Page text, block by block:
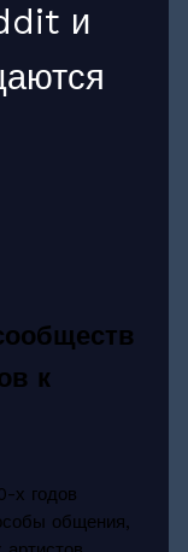
и
к
х годов
общения,